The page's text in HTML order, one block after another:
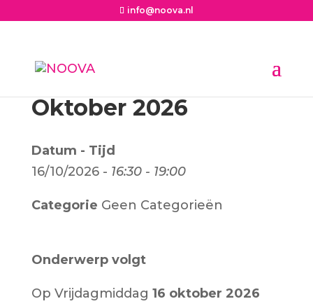
info@noova.nl
Oktober 2026
Datum - Tijd
16/10/2026 - 16:30 - 19:00
Categorie Geen Categorieën
Onderwerp volgt
Op Vrijdagmiddag 16 oktober 2026